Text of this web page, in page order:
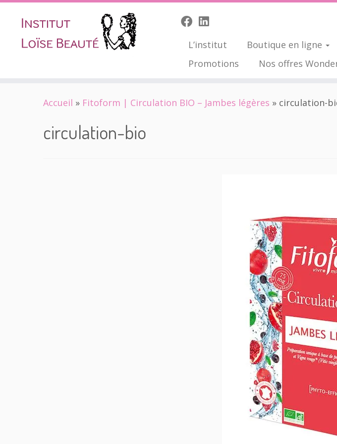
L’institut Boutique en ligne
Promotions
Nos offres
Accueil » Fitoform | Circulation BIO – Jambes légères » circulation-
circulation-bio